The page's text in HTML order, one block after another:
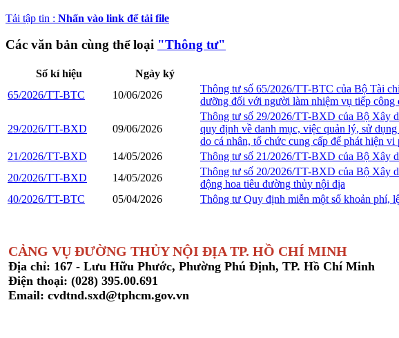
Tải tập tin : Nhấn vào link để tải file
Các văn bản cùng thể loại "Thông tư"
Số kí hiệu Ngày ký
65/2026/TT-BTC
10/06/2026
Thông tư số 65/2026/TT-BTC của Bộ Tài
dưỡng đối với người làm nhiệm vụ tiếp
29/2026/TT-BXD 09/06/2026
Thông tư số 29/2026/TT-BXD của Bộ Xây
quy định về danh mục, việc quản lý, sử
do cá nhân, tổ chức cung cấp để phát hiện
21/2026/TT-BXD
14/05/2026
Thông tư số 21/2026/TT-BXD của Bộ Xây
20/2026/TT-BXD
14/05/2026
Thông tư số 20/2026/TT-BXD của Bộ Xây
động hoa tiêu đường thủy nội địa
40/2026/TT-BTC
05/04/2026 Thông tư Quy định miễn một số khoản phí,
CẢNG VỤ ĐƯỜNG THỦY NỘI ĐỊA TP. HỒ CHÍ MINH
Địa chỉ: 167 - Lưu Hữu Phước, Phường Phú Định, TP. Hồ Chí Minh
Điện thoại: (028) 395.00.691
Email: cvdtnd.sxd@tphcm.gov.vn